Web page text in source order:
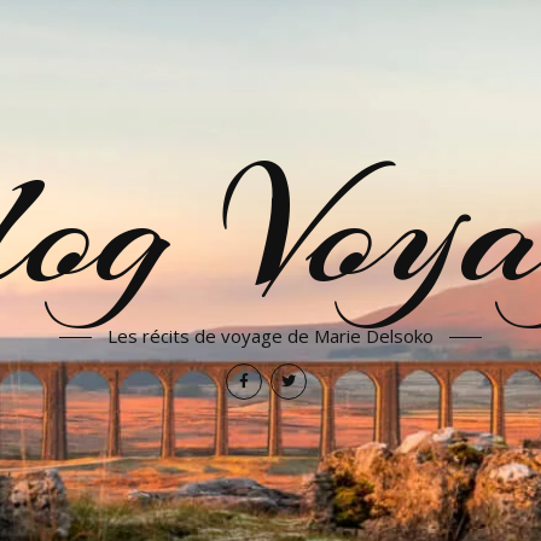
Les récits de voyage de Marie Delsoko